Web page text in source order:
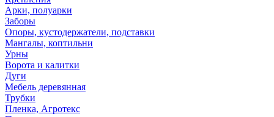
Арки, полуарки
Заборы
Опоры, кустодержатели, подставки
Мангалы, коптильни
Урны
Ворота и калитки
Дуги
Мебель деревянная
Трубки
Пленка, Агротекс